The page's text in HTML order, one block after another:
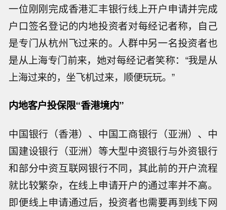
一位刚刚完成香港汇丰银行线上开户申请并完成
户口签名登记的内地投资者对每经记者称，自己
是专门从杭州飞过来的。人群中另一名投资者也
是从上海专门前来，她对每经记者笑称：“我是从
上海过来的，坐飞机过来，顺便玩玩。”
内地客户投保限“香港境内”
中国银行（香港）、中国工商银行（亚洲）、中
国建设银行（亚洲）等大型中资银行与外资银行
和部分中资互联网银行不同，其此前的开户流程
就比较繁杂，在线上申请开户的通过率并不高。
即便线上申请通过后，投资者也需要再到线下网